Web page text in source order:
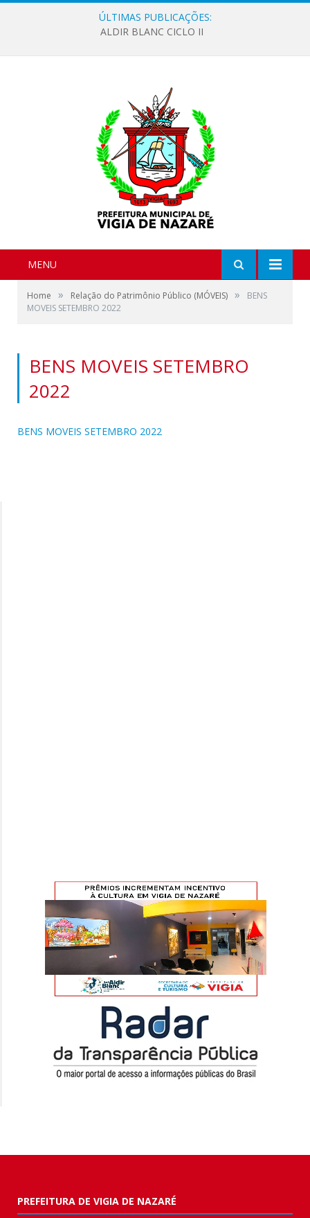
ÚLTIMAS PUBLICAÇÕES:
ALDIR BLANC CICLO II
MENU
Home » Relação do Patrimônio Público (MÓVEIS) »
BENS
MOVEIS SETEMBRO 2022
BENS MOVEIS SETEMBRO
2022
BENS MOVEIS SETEMBRO 2022
PREFEITURA DE VIGIA DE NAZARÉ